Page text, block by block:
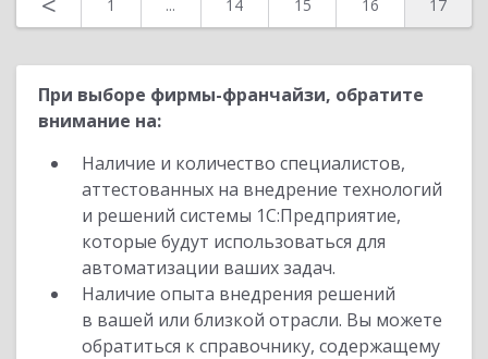
1 ... 14 15 16 17
При выборе фирмы-франчайзи, обратите
внимание на:
Наличие и количество специалистов,
аттестованных на внедрение технологий
и решений системы 1С:Предприятие,
которые будут использоваться для
автоматизации ваших задач.
Наличие опыта внедрения решений
в вашей или близкой отрасли. Вы можете
обратиться к справочнику, содержащему